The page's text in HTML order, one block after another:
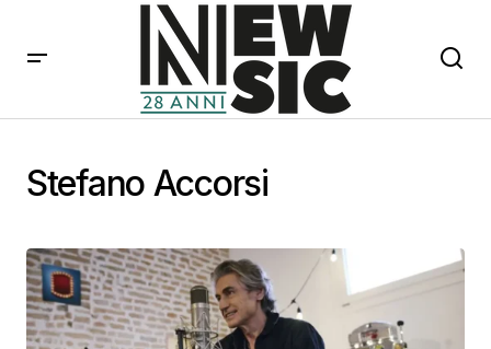
Stefano Accorsi